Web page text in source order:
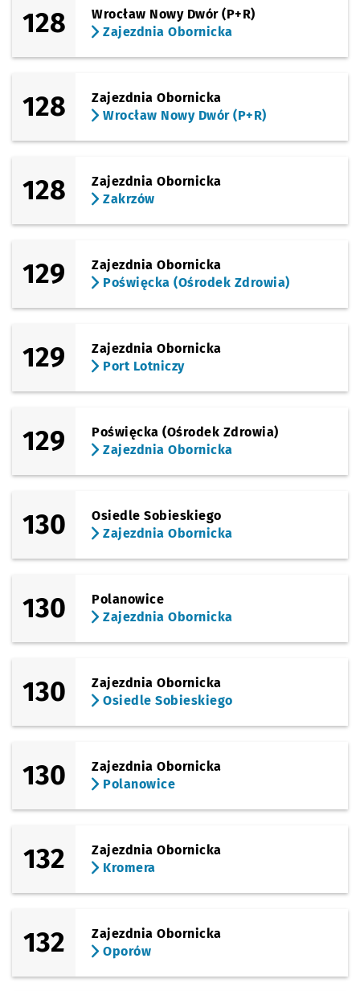
128
Wrocław Nowy Dwór (P+R)
Zajezdnia Obornicka
128
Zajezdnia Obornicka
Wrocław Nowy Dwór (P+R)
128
Zajezdnia Obornicka
Zakrzów
129
Zajezdnia Obornicka
Poświęcka (Ośrodek Zdrowia)
129
Zajezdnia Obornicka
Port Lotniczy
129
Poświęcka (Ośrodek Zdrowia)
Zajezdnia Obornicka
130
Osiedle Sobieskiego
Zajezdnia Obornicka
130
Polanowice
Zajezdnia Obornicka
130
Zajezdnia Obornicka
Osiedle Sobieskiego
130
Zajezdnia Obornicka
Polanowice
132
Zajezdnia Obornicka
Kromera
132
Zajezdnia Obornicka
Oporów